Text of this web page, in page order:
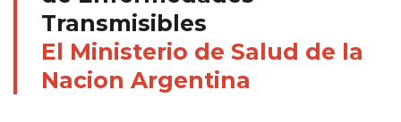
Transmisibles
El Ministerio de Salud de la
Nacion Argentina